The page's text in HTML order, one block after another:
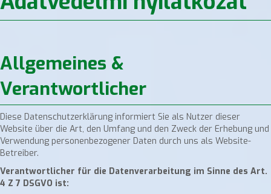
Allgemeines &
Verantwortlicher
Diese Datenschutzerklärung informiert Sie als Nutzer dieser
Website über die Art, den Umfang und den Zweck der Erhebung und
Verwendung personenbezogener Daten durch uns als Website-
Betreiber.
Verantwortlicher für die Datenverarbeitung im Sinne des Art.
4 Z 7 DSGVO ist: